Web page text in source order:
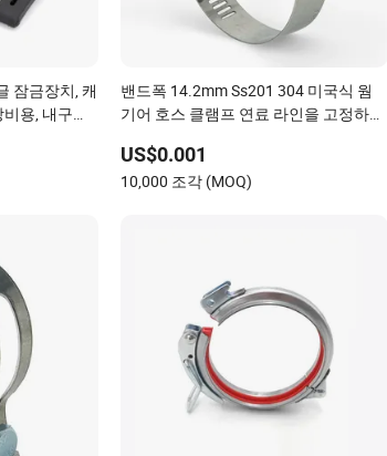
잠금장치, 캐
용, 내구성
밴드폭 14.2mm Ss201 304 미국식 웜
기어 호스 클램프 연료 라인을 고정하기
US$0.001
10,000 조각 (MOQ)